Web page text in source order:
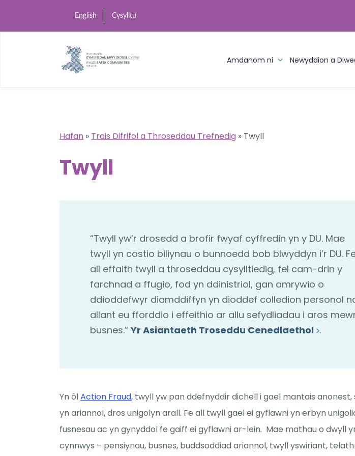
English Cysylltu
Amdanom ni Newyddion a
Hafan » Trais Difrifol a Throseddau Trefnedig » Twyll
Twyll
“Twyll yw’r drosedd a brofir fwyaf cyffredin yn y DU. Mae
twyll yn costio biliynau o bunnoedd bob blwyddyn i’r DU.
all effaith twyll a throseddau cysylltiedig, fel cam-drin y
farchnad a ffugio, fod yn ddinistriol, gan amrywio o
ddioddefwyr diamddiffyn yn dioddef colledion personol
allant eu fforddio i effeithio ar allu sefydliadau i aros
busnes.”Yr Asiantaeth Troseddu Cenedlaethol .
Yn ôlAction Fraud, twyll yw pan ddefnyddir dichell i gael mantais anonest,
yn ariannol, dros unigolyn arall. Fe all twyll gael ei gyflawni yn erbyn
fusnesau ac yn gynyddol fe gaiff ei gyflawni ar-lein. Mae mathau o dwyll
cynnwys – pensiynau, busnes, buddsoddiad ariannol, twyll yswiriant,